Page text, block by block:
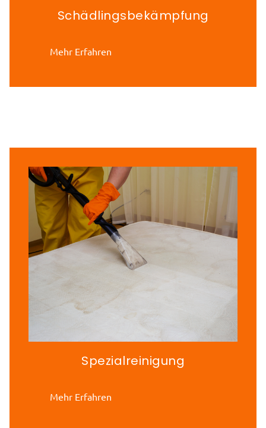
Schädlingsbekämpfung
Mehr Erfahren
Spezialreinigung
Mehr Erfahren